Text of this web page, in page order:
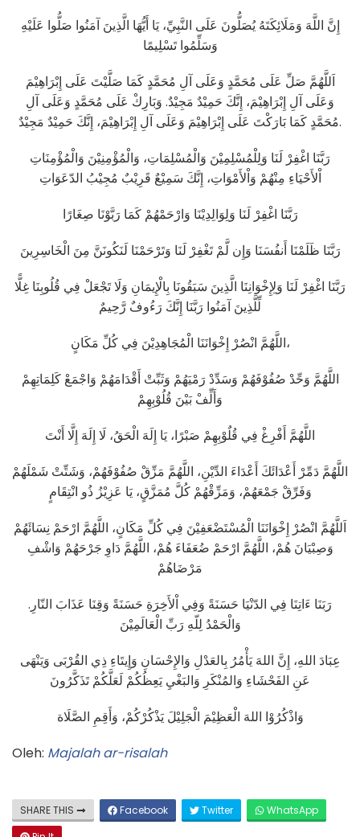
إِنَّ اللَّهَ وَمَلَائِكَتَهُ يُصَلُّونَ عَلَى النَّبِيِّ، يَا أَيُّهَا الَّذِينَ آمَنُوا صَلُّوا عَلَيْهِ
وَسَلِّمُوا تَسْلِيمًا
اَللَّهُمَّ صَلِّ عَلَى مُحَمَّدٍ وَعَلَى آلِ مُحَمَّدٍ كَمَا صَلَّيْتَ عَلَى إِبْرَاهِيْمَ
وَعَلَى آلِ إِبْرَاهِيْمَ، إِنَّكَ حَمِيْدٌ مَجِيْدٌ. وَبَارِكْ عَلَى مُحَمَّدٍ وَعَلَى آلِ
مُحَمَّدٍ كَمَا بَارَكْتَ عَلَى إِبْرَاهِيْمَ وَعَلَى آلِ إِبْرَاهِيْمَ، إِنَّكَ حَمِيْدٌ مَجِيْدٌ.
رَبَّنَا اغْفِرْ لَنَا وَلِلْمُسْلِمِيْنَ وَالْمُسْلِمَاتِ، وَالْمُؤْمِنِيْنَ وَالْمُؤْمِنَاتِ
اْلأَحْيَاءِ مِنْهُمْ وَاْلأَمْوَاتِ، إِنَّكَ سَمِيْعٌ قَرِيْبٌ مُجِيْبُ الدّعَوَاتِ
رَبَّنَا اغْفِرْ لَنَا وَلِوَالِدِيْنَا وَارْحَمْهُمْ كَمَا رَبَّوْنَا صِغَارًا
رَبَّنَا ظَلَمْنَا أَنفُسَنَا وَإِن لَّمْ تَغْفِرْ لَنَا وَتَرْحَمْنَا لَنَكُونَنَّ مِنَ الْخَاسِرِينَ
رَبَّنَا اغْفِرْ لَنَا وَلِإِخْوَانِنَا الَّذِينَ سَبَقُونَا بِالْإِيمَانِ وَلَا تَجْعَلْ فِي قُلُوبِنَا غِلًّا
لِّلَّذِينَ آمَنُوا رَبَّنَا إِنَّكَ رَءُوفٌ رَّحِيمٌ
اللَّهُمَّ انْصُرْ إِخْوَانَنَا الْمُجَاهِدِيْنَ فِي كُلِّ مَكَانٍ،
اللَّهُمَّ وَحِّدْ صُفُوْفَهُمْ وَسَدِّدْ رَمْيَهُمْ وَثَبِّتْ أَقْدَامَهُمْ وَاجْمَعْ كَلِمَاتِهِمْ
وَأَلِّفْ بَيْنَ قُلُوْبِهِمْ
اللَّهُمَّ أَفْرِغْ فِي قُلٌوْبِهِمْ صَبْرًا، يَا إِلَهَ الْحَقُ، لَا إِلَهَ إِلَّا أَنْتَ
اللَّهُمَّ دَمِّرْ أَعْدَائَكَ أَعْدَاءَ الدِّيْنِ، اللَّهُمَّ مَزِّقْ صُفُوْفَهُمْ، وَشَتِّتْ شَمْلَهُمْ
وَفَرِّقْ جَمْعَهُمْ، وَمَزِّقْهُمْ كُلَّ مُمَزَّقٍ، يَا عَزِيْزُ ذُو انْتِقَامٍ
اَللَّهُمَّ انْصُرْ إِخْوَانَنَا الْمُسْتَضْعَفِيْنَ فِي كُلِّ مَكَانٍ، اللَّهُمَّ ارْحَمْ نِسَائَهُمْ
وَصِبْيَانَ هُمْ، اللَّهُمَّ ارْحَمْ ضُعَفَاءَ هُمْ، اللَّهُمَّ دَاوِ جَرْحَهُمْ وَاشْفِ
مَرْضَاهُمْ
رَبَنَا ءَاتِنَا فِي الدّنْيَا حَسَنَةً وَفِي اْلأَخِرَةِ حَسَنَةً وَقِنَا عَذَابَ النّارِ.
وَالْحَمْدُ لِلّهِ رَبِّ الْعَالَمِيْنَ
عِبَادَ اللهِ، إِنَّ اللهَ يَأْمُرُ بِالعَدْلِ وَالإِحْسَانِ وَإِيتَاءِ ذِي القُرْبَى وَيَنْهَى
عَنِ الفَحْشَاءِ وَالمُنْكَرِ وَالبَغْيِ يَعِظُكُمْ لَعَلَّكُمْ تَذَكَّرُونَ
وَاذْكُرُوْا اللهَ الْعَظِيْمَ الْجَلِيْلَ يَذْكُرْكُمْ، وَأَقِمِ الصَّلَاة
Oleh: Majalah ar-risalah
SHARE THIS Facebook Twitter
WhatsApp